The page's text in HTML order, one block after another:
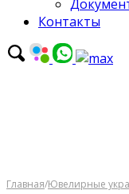
Контакты
Главная/Ювелирные